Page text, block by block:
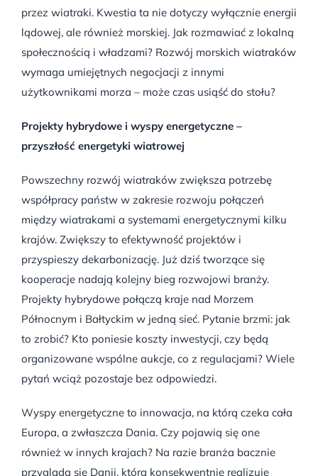
przez wiatraki. Kwestia ta nie dotyczy wyłącznie energii
lądowej, ale również morskiej. Jak rozmawiać z lokalną
społecznością i władzami? Rozwój morskich wiatraków
wymaga umiejętnych negocjacji z innymi
użytkownikami morza – może czas usiąść do stołu?
Projekty hybrydowe i wyspy energetyczne –
przyszłość energetyki wiatrowej
Powszechny rozwój wiatraków zwiększa potrzebę
współpracy państw w zakresie rozwoju połączeń
między wiatrakami a systemami energetycznymi kilku
krajów. Zwiększy to efektywność projektów i
przyspieszy dekarbonizację. Już dziś tworzące się
kooperacje nadają kolejny bieg rozwojowi branży.
Projekty hybrydowe połączą kraje nad Morzem
Północnym i Bałtyckim w jedną sieć. Pytanie brzmi: jak
to zrobić? Kto poniesie koszty inwestycji, czy będą
organizowane wspólne aukcje, co z regulacjami? Wiele
pytań wciąż pozostaje bez odpowiedzi.
Wyspy energetyczne to innowacja, na którą czeka cała
Europa, a zwłaszcza Dania. Czy pojawią się one
również w innych krajach? Na razie branża bacznie
przygląda się Danii, która konsekwentnie realizuje